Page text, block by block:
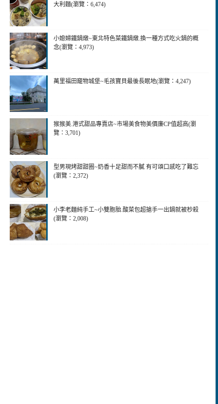
大利麵(瀏覽：6,474)
小媳婦鐵鍋燉~東北特色菜鐵鍋燉.換一種方式吃火鍋的概
念(瀏覽：4,973)
萬里福田竉物城堡~毛孩寶貝最後長眠地(瀏覽：4,247)
猴猴美.港式甜品專賣店~市場美食物美價廉CP值超高(瀏
覽：3,701)
型男現烤甜甜圈~奶香十足甜而不膩 有可頌口感吃了難忘
(瀏覽：2,372)
小李老麵純手工~小雙胞胎.酸菜包超搶手一出鍋就被杪殺
(瀏覽：2,008)